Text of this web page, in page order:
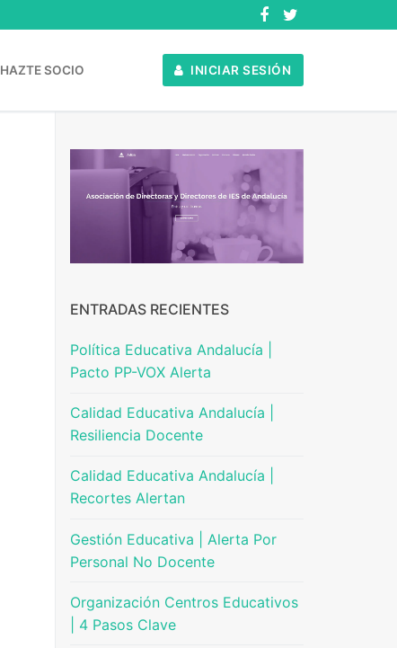
HAZTE SOCIO INICIAR SESIÓN
ENTRADAS RECIENTES
Política Educativa Andalucía |
Pacto PP-VOX Alerta
Calidad Educativa Andalucía |
Resiliencia Docente
Calidad Educativa Andalucía |
Recortes Alertan
Gestión Educativa | Alerta Por
Personal No Docente
Organización Centros Educativos
| 4 Pasos Clave